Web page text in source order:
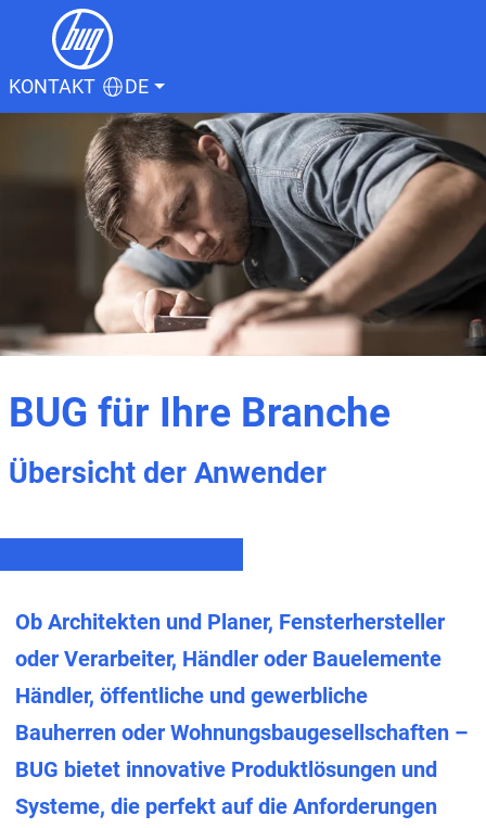
KONTAKT DE
BUG für Ihre Branche
Übersicht der Anwender
Ob Architekten und Planer, Fensterhersteller
oder Verarbeiter, Händler oder Bauelemente
Händler, öffentliche und gewerbliche
Bauherren oder Wohnungsbaugesellschaften –
BUG bietet innovative Produktlösungen und
Systeme, die perfekt auf die Anforderungen